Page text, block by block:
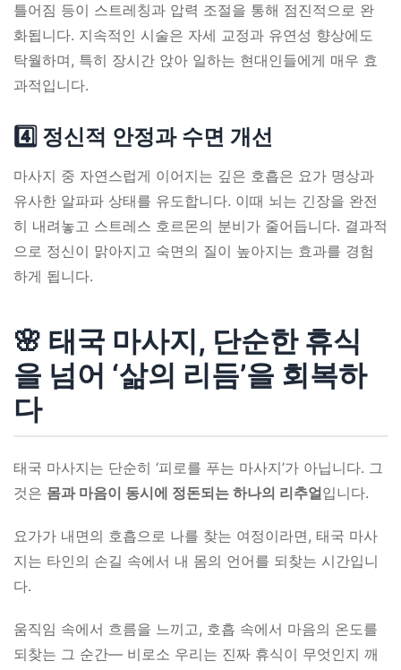
틀어짐 등이 스트레칭과 압력 조절을 통해 점진적으로 완
화됩니다. 지속적인 시술은 자세 교정과 유연성 향상에도
탁월하며, 특히 장시간 앉아 일하는 현대인들에게 매우 효
과적입니다.
4️⃣ 정신적 안정과 수면 개선
마사지 중 자연스럽게 이어지는 깊은 호흡은 요가 명상과
유사한 알파파 상태를 유도합니다. 이때 뇌는 긴장을 완전
히 내려놓고 스트레스 호르몬의 분비가 줄어듭니다. 결과적
으로 정신이 맑아지고 숙면의 질이 높아지는 효과를 경험
하게 됩니다.
🌸 태국 마사지, 단순한 휴식
을 넘어 ‘삶의 리듬’을 회복하
다
태국 마사지는 단순히 ‘피로를 푸는 마사지’가 아닙니다. 그
것은 몸과 마음이 동시에 정돈되는 하나의 리추얼입니다.
요가가 내면의 호흡으로 나를 찾는 여정이라면, 태국 마사
지는 타인의 손길 속에서 내 몸의 언어를 되찾는 시간입니
다.
움직임 속에서 흐름을 느끼고, 호흡 속에서 마음의 온도를
되찾는 그 순간— 비로소 우리는 진짜 휴식이 무엇인지 깨